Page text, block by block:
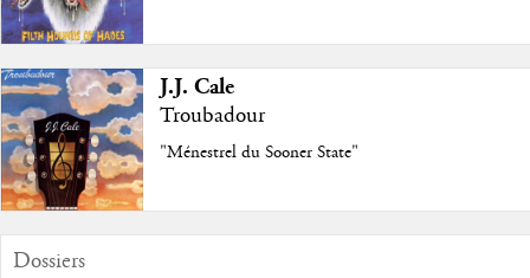
J.J. Cale
Troubadour
"Ménestrel du Sooner State"
Dossiers